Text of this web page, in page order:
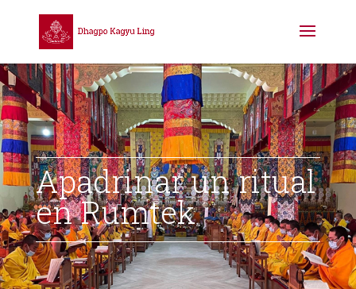
Apadrinar un ritual
en Rumtek